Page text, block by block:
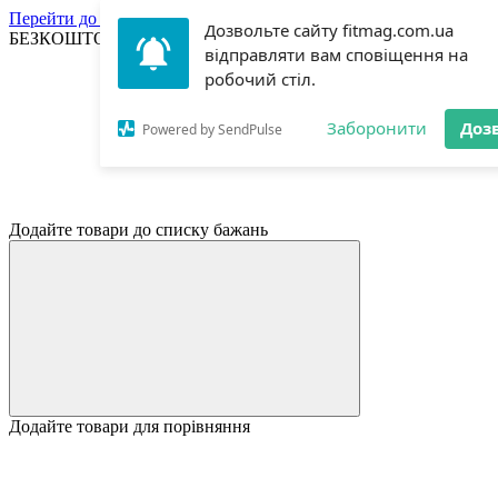
Дозвольте сайту fitmag.com.ua
відправляти вам сповіщення на
робочий стіл.
Powered by SendPulse Заборонити
Перейти до основного контенту
БЕЗКОШТОВНА ДОСТАВКА ВІД 3000ГРН | САМОВИВІЗ
Додайте товари до списку бажань
Додайте товари для порівняння